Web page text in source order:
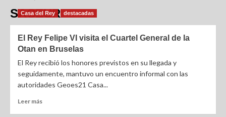
SACEUR
Casa del Rey destacadas
El Rey Felipe VI visita el Cuartel General de la
Otan en Bruselas
El Rey recibió los honores previstos en su llegada y
seguidamente, mantuvo un encuentro informal con las
autoridades Geoes21 Casa...
Leer más